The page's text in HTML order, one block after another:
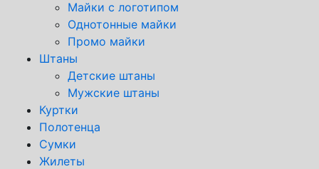
Майки с логотипом
Однотонные майки
Промо майки
Штаны
Детские штаны
Мужские штаны
Куртки
Полотенца
Сумки
Жилеты